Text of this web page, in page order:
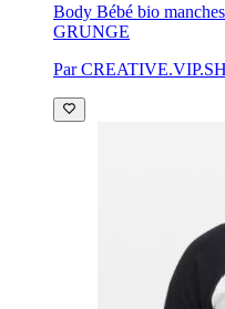
Body Bébé bio
GRUNGE
Par